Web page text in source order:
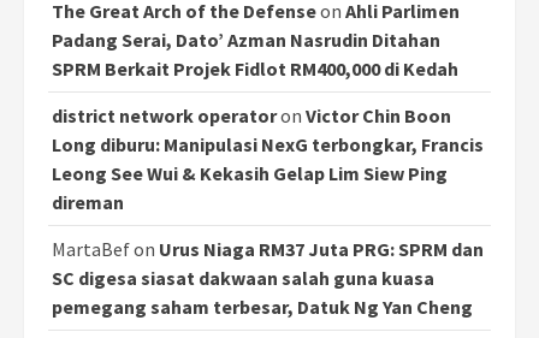
The Great Arch of the Defenseon Ahli Parlimen
Padang Serai, Dato’ Azman Nasrudin Ditahan
SPRM Berkait Projek Fidlot RM400,000 di Kedah
district network operatoron Victor Chin Boon
Long diburu: Manipulasi NexG terbongkar, Francis
Leong See Wui & Kekasih Gelap Lim Siew Ping
direman
MartaBefon Urus Niaga RM37 Juta PRG: SPRM dan
SC digesa siasat dakwaan salah guna kuasa
pemegang saham terbesar, Datuk Ng Yan Cheng